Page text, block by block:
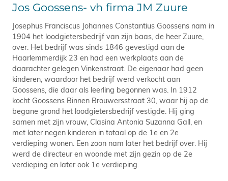
Jos Goossens- vh firma JM Zuure
Josephus Franciscus Johannes Constantius Goossens nam in
1904 het loodgietersbedrijf van zijn baas, de heer Zuure,
over. Het bedrijf was sinds 1846 gevestigd aan de
Haarlemmerdijk 23 en had een werkplaats aan de
daarachter gelegen Vinkenstraat. De eigenaar had geen
kinderen, waardoor het bedrijf werd verkocht aan
Goossens, die daar als leerling begonnen was. In 1912
kocht Goossens Binnen Brouwersstraat 30, waar hij op de
begane grond het loodgietersbedrijf vestigde. Hij ging
samen met zijn vrouw, Clasina Antonia Suzanna Gall, en
met later negen kinderen in totaal op de 1e en 2e
verdieping wonen. Een zoon nam later het bedrijf over. Hij
werd de directeur en woonde met zijn gezin op de 2e
verdieping en later ook 1e verdieping.